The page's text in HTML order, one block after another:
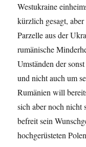
Westukraine
kürzlich gesagt,
Parzelle aus der
rumänische
Umständen der
und nicht auch um
Rumänien will
sich aber noch nicht
befreit sein
hochgerüsteten